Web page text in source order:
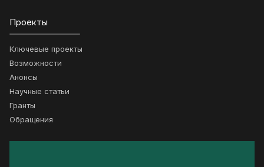
Проекты
Ключевые проекты
Возможности
Анонсы
Научные статьи
Гранты
Обращения